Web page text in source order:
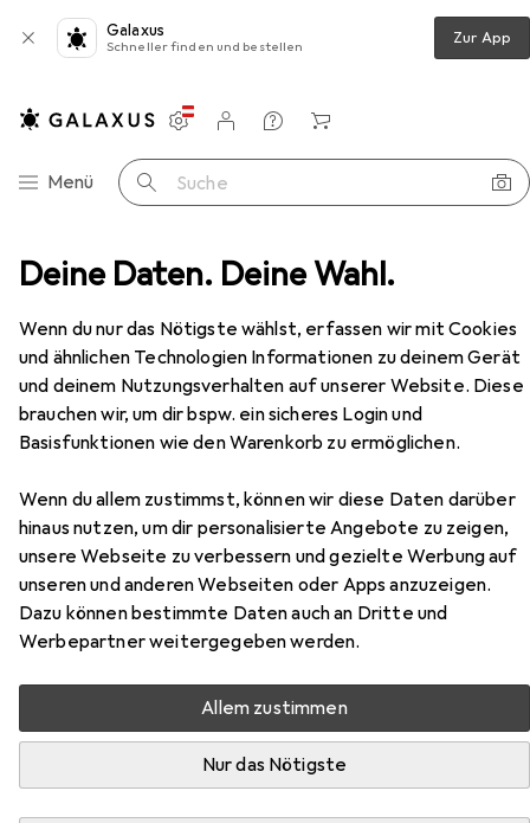
Deine Daten. Deine Wahl.
Wenn du nur das Nötigste wählst, erfassen wir mit Cookies
und ähnlichen Technologien Informationen zu deinem Gerät
und deinem Nutzungsverhalten auf unserer Website. Diese
brauchen wir, um dir bspw. ein sicheres Login und
Basisfunktionen wie den Warenkorb zu ermöglichen.
Wenn du allem zustimmst, können wir diese Daten darüber
hinaus nutzen, um dir personalisierte Angebote zu zeigen,
unsere Webseite zu verbessern und gezielte Werbung auf
unseren und anderen Webseiten oder Apps anzuzeigen.
Dazu können bestimmte Daten auch an Dritte und
Werbepartner weitergegeben werden.
Allem zustimmen
Nur das Nötigste
Galaxus
Schneller finden und bestellen Zur App
Navigation nach Kategorien
Menü Suche
Einstellungen
Kundenkonto
Vergleichslisten
Merklisten
Warenkorb
Schraubstock + Zwinge Amf Verschlussspanner
EUR
125,95
AmfVerschlussspanner
Zubehör für Amf
Verschlussspanner
Hier findest du passendes Zubehör zum Produkt Amf
Verschlussspanner aus der Kategorie Zubehör Maschine.
Relevanz